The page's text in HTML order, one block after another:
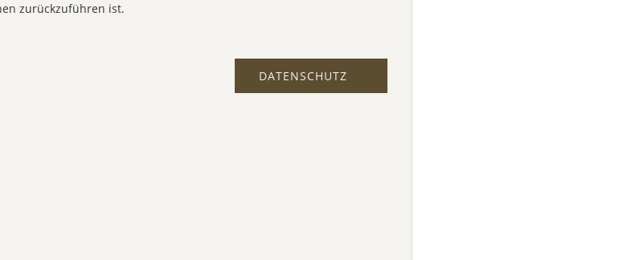
zurückzuführen ist.
DATENSCHUTZ